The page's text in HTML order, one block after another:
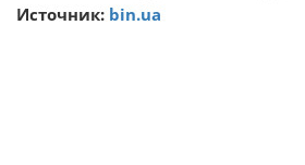
Источник: bin.ua